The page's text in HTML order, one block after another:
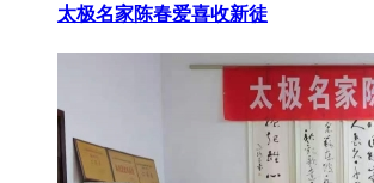
太极名家陈春爱喜收新徒